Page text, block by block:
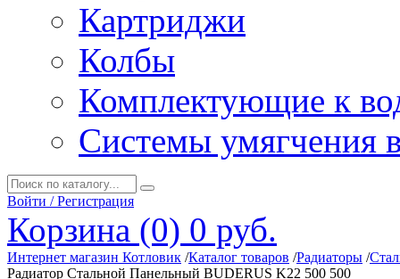
Картриджи
Колбы
Комплектующие к
Системы умягчения
Войти / Регистрация
Корзина (0) 0 руб.
Интернет магазин Котловик /Каталог товаров /Радиаторы /
Радиатор Стальной Панельный BUDERUS K22 500 500